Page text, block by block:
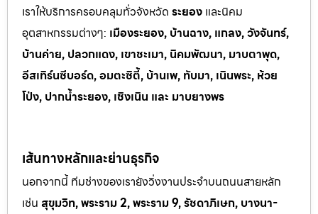
เราให้บริการครอบคลุมทั่วจังหวัด ระยอง และนิคม
อุตสาหกรรมต่างๆ: เมืองระยอง, บ้านฉาง, แกลง, วังจันทร์,
บ้านค่าย, ปลวกแดง, เขาชะเมา, นิคมพัฒนา, มาบตาพุด,
อีสเทิร์นซีบอร์ด, อมตะซิตี้, บ้านเพ, ทับมา, เนินพระ, ห้วย
โป่ง, ปากน้ำระยอง, เชิงเนิน และ มาบยางพร
เส้นทางหลักและย่านธุรกิจ
นอกจากนี้ ทีมช่างของเรายังวิ่งงานประจำบนถนนสายหลัก
เช่น สุขุมวิท, พระราม 2, พระราม 9, รัชดาภิเษก, บางนา-